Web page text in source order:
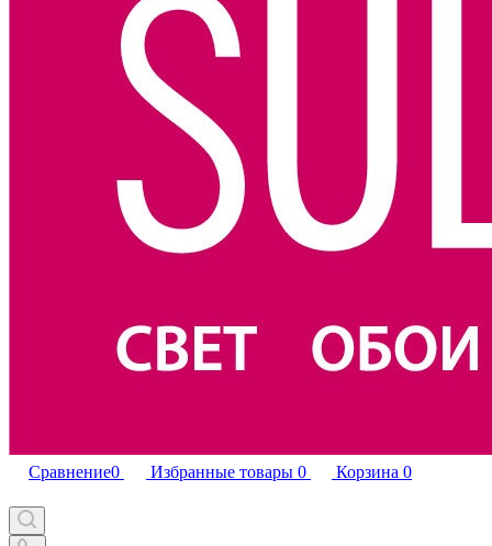
Сравнение0 Избранные товары 0 Корзина 0